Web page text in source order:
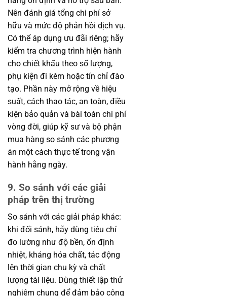
Nên đánh giá tổng chi phí sở
hữu và mức độ phản hồi dịch vụ.
Có thể áp dụng ưu đãi riêng; hãy
kiểm tra chương trình hiện hành
cho chiết khấu theo số lượng,
phụ kiện đi kèm hoặc tín chỉ đào
tạo. Phần này mở rộng về hiệu
suất, cách thao tác, an toàn, điều
kiện bảo quản và bài toán chi phí
vòng đời, giúp kỹ sư và bộ phận
mua hàng so sánh các phương
án một cách thực tế trong vận
hành hằng ngày.
9. So sánh với các giải
pháp trên thị trường
So sánh với các giải pháp khác:
khi đối sánh, hãy dùng tiêu chí
đo lường như độ bền, ổn định
nhiệt, kháng hóa chất, tác động
lên thời gian chu kỳ và chất
lượng tài liệu. Dùng thiết lập thử
nghiệm chung để đảm bảo công